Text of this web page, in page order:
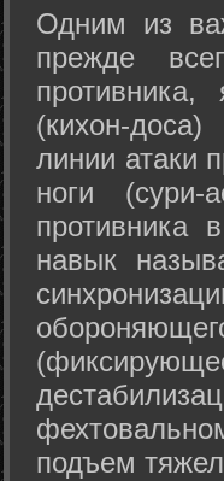
Одним из
прежде
(кихон-
линии атаки
ноги
противника
навык
подъем